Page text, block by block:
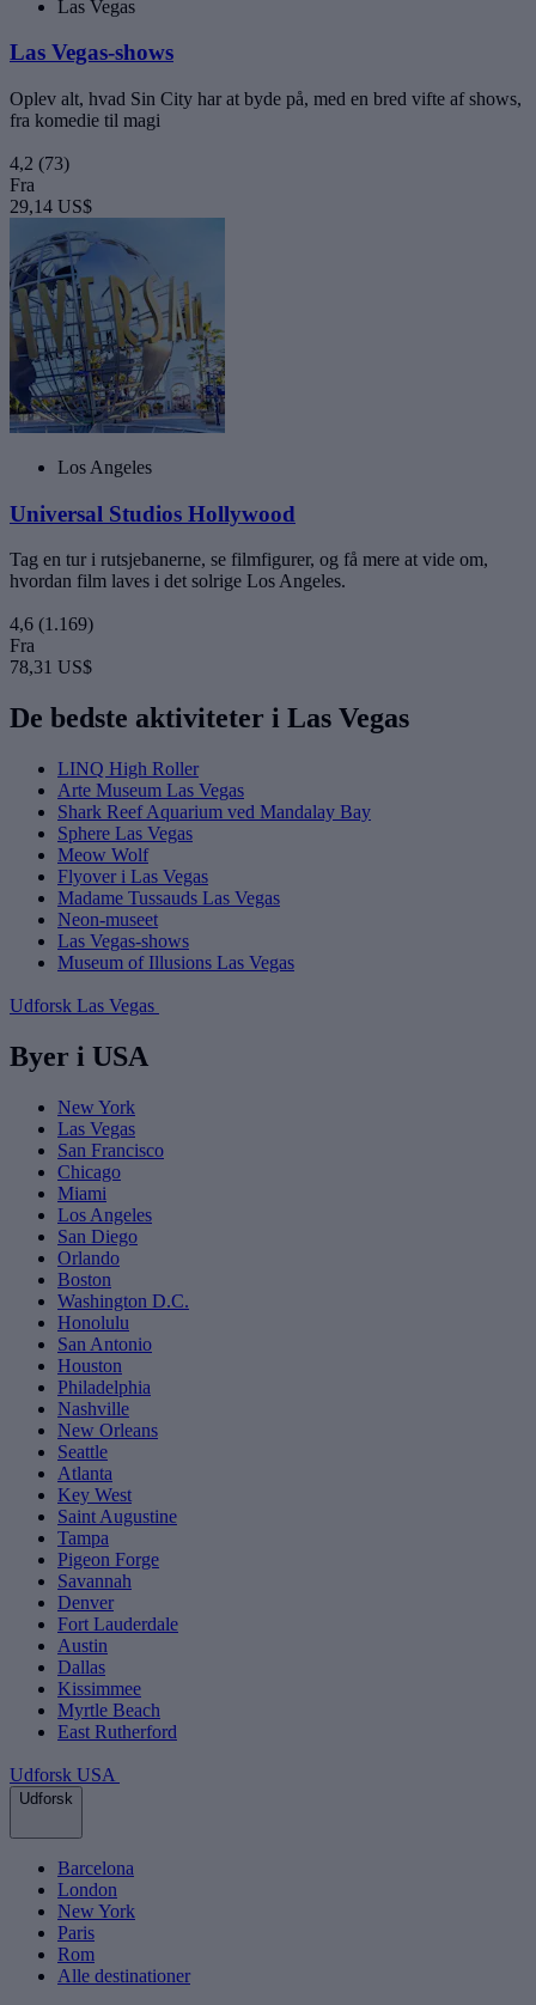
Las Vegas
Las Vegas-shows
Oplev alt, hvad Sin City har at byde på, med en bred vifte af shows,
fra komedie til magi
4,2 (73)
Fra
29,14 US$
Los Angeles
Universal Studios Hollywood
Tag en tur i rutsjebanerne, se filmfigurer, og få mere at vide om,
hvordan film laves i det solrige Los Angeles.
4,6 (1.169)
Fra
78,31 US$
De bedste aktiviteter i Las Vegas
LINQ High Roller
Arte Museum Las Vegas
Shark Reef Aquarium ved Mandalay Bay
Sphere Las Vegas
Meow Wolf
Flyover i Las Vegas
Madame Tussauds Las Vegas
Neon-museet
Las Vegas-shows
Museum of Illusions Las Vegas
Udforsk Las Vegas
Byer i USA
New York
Las Vegas
San Francisco
Chicago
Miami
Los Angeles
San Diego
Orlando
Boston
Washington D.C.
Honolulu
San Antonio
Houston
Philadelphia
Nashville
New Orleans
Seattle
Atlanta
Key West
Saint Augustine
Tampa
Pigeon Forge
Savannah
Denver
Fort Lauderdale
Austin
Dallas
Kissimmee
Myrtle Beach
East Rutherford
Udforsk USA
Udforsk
Barcelona
London
New York
Paris
Rom
Alle destinationer